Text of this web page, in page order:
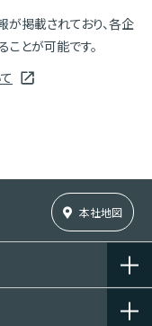
掲載されており、各企
とが可能です。
本社地図